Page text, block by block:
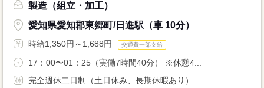
製造（組立・加工）
愛知県愛知郡東郷町/日進駅（車 10分）
時給1,350円～1,688円 交通費一部支給
17：00〜01：25（実働7時間40分） ※休憩4...
完全週休二日制（土日休み、長期休暇あり）...